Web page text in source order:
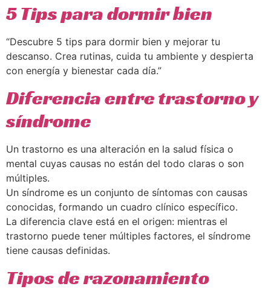
5 Tips para dormir bien
“Descubre 5 tips para dormir bien y mejorar tu
descanso. Crea rutinas, cuida tu ambiente y despierta
con energía y bienestar cada día.”
Diferencia entre trastorno y
síndrome
Un trastorno es una alteración en la salud física o
mental cuyas causas no están del todo claras o son
múltiples.
Un síndrome es un conjunto de síntomas con causas
conocidas, formando un cuadro clínico específico.
La diferencia clave está en el origen: mientras el
trastorno puede tener múltiples factores, el síndrome
tiene causas definidas.
Tipos de razonamiento